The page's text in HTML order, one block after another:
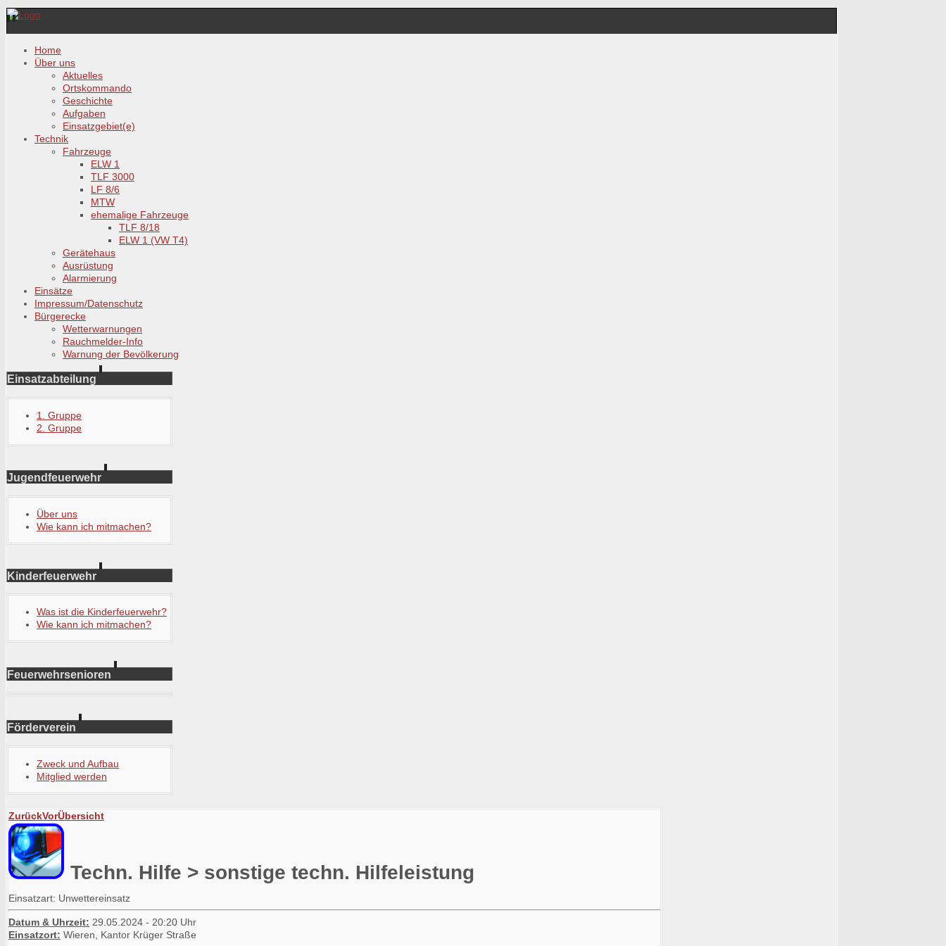
Home
Über uns
Aktuelles
Ortskommando
Geschichte
Aufgaben
Einsatzgebiet(e)
Technik
Fahrzeuge
ELW 1
TLF 3000
LF 8/6
MTW
ehemalige Fahrzeuge
TLF 8/18
ELW 1 (VW T4)
Gerätehaus
Ausrüstung
Alarmierung
Einsätze
Impressum/Datenschutz
Bürgerecke
Wetterwarnungen
Rauchmelder-Info
Warnung der Bevölkerung
Einsatzabteilung
1. Gruppe
2. Gruppe
Jugendfeuerwehr
Über uns
Wie kann ich mitmachen?
Kinderfeuerwehr
Was ist die Kinderfeuerwehr?
Wie kann ich mitmachen?
Feuerwehrsenioren
Förderverein
Zweck und Aufbau
Mitglied werden
ZurückVorÜbersicht
Techn. Hilfe > sonstige techn. Hilfeleistung
Einsatzart: Unwettereinsatz
Datum & Uhrzeit: 29.05.2024 - 20:20 Uhr
Einsatzort: Wieren, Kantor Krüger Straße